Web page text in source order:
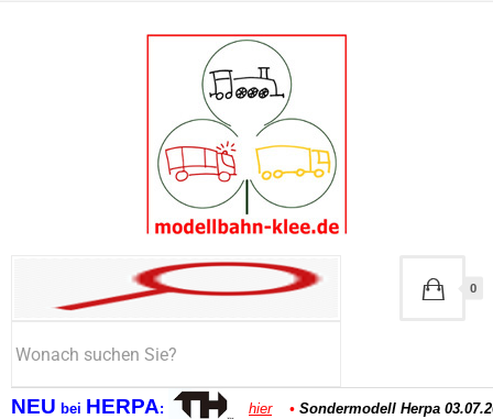
NEU bei HERPA: hier • Sondermodell Herpa
0